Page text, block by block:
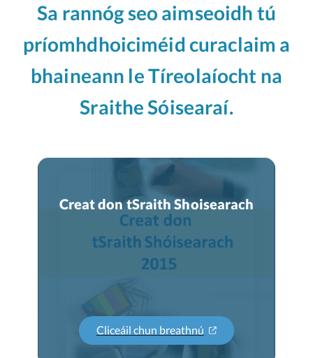
Sa rannóg seo aimseoidh tú
príomhdhoiciméid curaclaim a
bhaineann leTíreolaíocht na
Sraithe Sóisearaí.
Creat don tSraith Shoisearach
Cliceáil chun breathnú